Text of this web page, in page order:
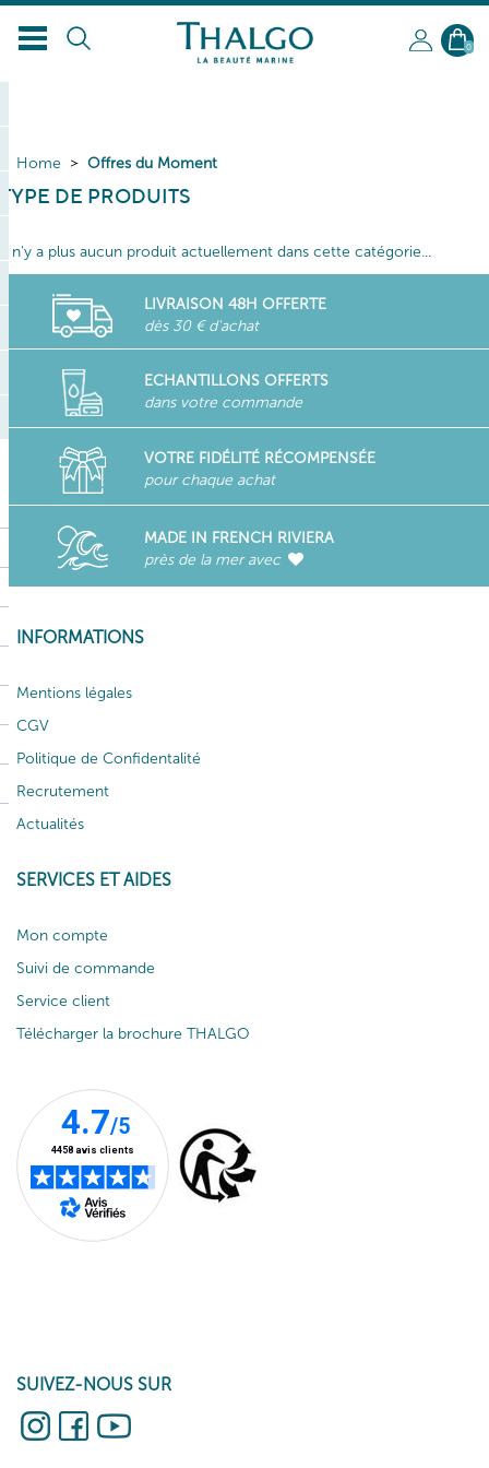
0
Home Offres du Moment
TYPE DE PRODUITS
Il n'y a plus aucun produit actuellement dans cette catégorie...
LIVRAISON 48H OFFERTE
dès 30 € d'achat
ECHANTILLONS OFFERTS
dans votre commande
VOTRE FIDÉLITÉ RÉCOMPENSÉE
pour chaque achat
MADE IN FRENCH RIVIERA
près de la mer avec
INFORMATIONS
Mentions légales
CGV
Politique de Confidentalité
Recrutement
Actualités
SERVICES ET AIDES
Mon compte
Suivi de commande
Service client
Télécharger la brochure THALGO
SUIVEZ-NOUS SUR